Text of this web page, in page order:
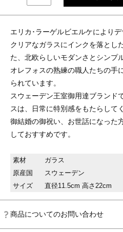
エリカ･ラーゲルビエルケにより
クリアなガラスにインクを落とし
た、北欧らしいモダンさとシンプ
オレフォスの熟練の職人たちの手
られています。
スウェーデン王室御用達ブランド
スは、日常に特別感をもたらして
御結婚の御祝い、お世話になった
しておすすめです。
素材
ガラス
原産国
スウェーデン
サイズ
直径11.5cm 高さ22cm
商品についてのお問い合わせ